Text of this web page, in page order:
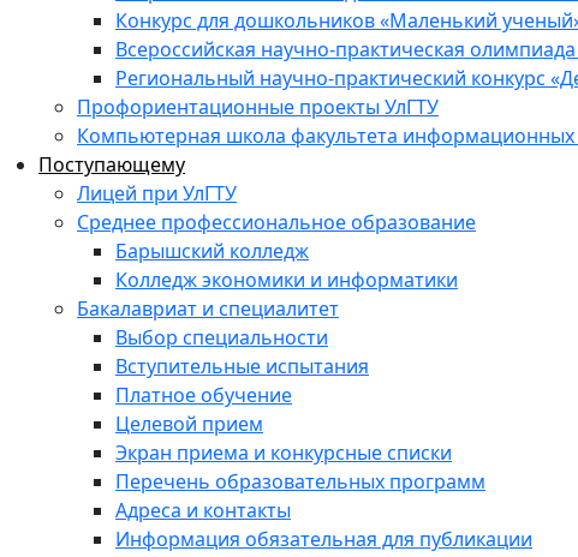
Конкурс для дошкольников «Маленький
Всероссийская научно-практическая
Региональный научно-практический конкурс
Профориентационные проекты УлГТУ
Компьютерная школа факультета информационных
Поступающему
Лицей при УлГТУ
Среднее профессиональное образование
Барышский колледж
Колледж экономики и информатики
Бакалавриат и специалитет
Выбор специальности
Вступительные испытания
Платное обучение
Целевой прием
Экран приема и конкурсные списки
Перечень образовательных программ
Адреса и контакты
Информация обязательная для публикации